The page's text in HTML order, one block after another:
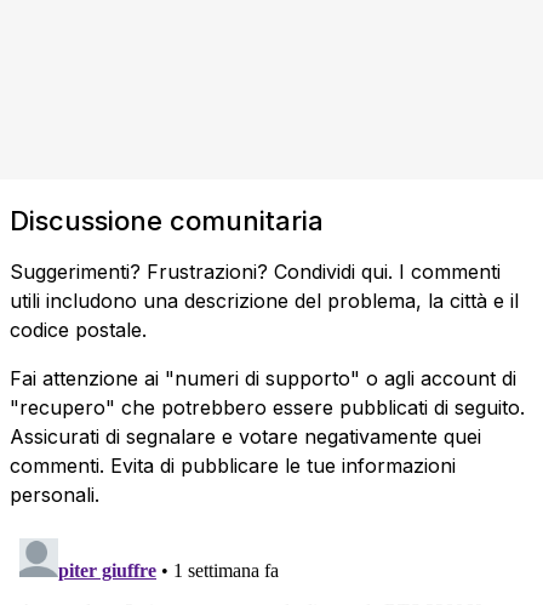
Discussione comunitaria
Suggerimenti? Frustrazioni? Condividi qui. I commenti
utili includono una descrizione del problema, la città e il
codice postale.
Fai attenzione ai "numeri di supporto" o agli account di
"recupero" che potrebbero essere pubblicati di seguito.
Assicurati di segnalare e votare negativamente quei
commenti. Evita di pubblicare le tue informazioni
personali.